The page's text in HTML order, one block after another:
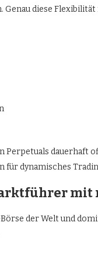
Genau diese
Perpetuals
für dynamisches
der Welt und